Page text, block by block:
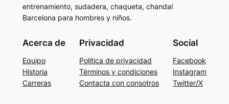
entrenamiento, sudadera, chaqueta, chandal
Barcelona para hombres y niños.
Acerca de
Equipo
Historia
Carreras
Privacidad
Política de privacidad
Términos y condiciones
Contacta con consotros
Social
Facebook
Instagram
Twitter/X